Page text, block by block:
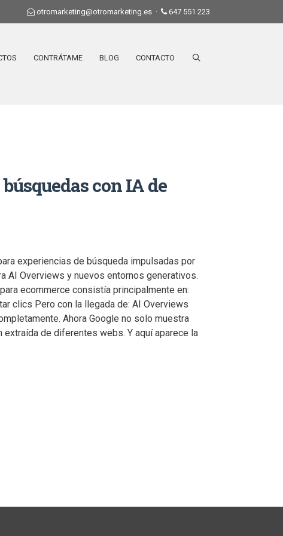
otromarketing@otromarketing.es · 647 551 223
CONTRÁTAME BLOG CONTACTO
con IA de
experiencias de búsqueda impulsadas por
AI Overviews y nuevos entornos generativos.
ecommerce consistía principalmente en:
clics Pero con la llegada de: AI Overviews
Ahora Google no solo muestra
de diferentes webs. Y aquí aparece la